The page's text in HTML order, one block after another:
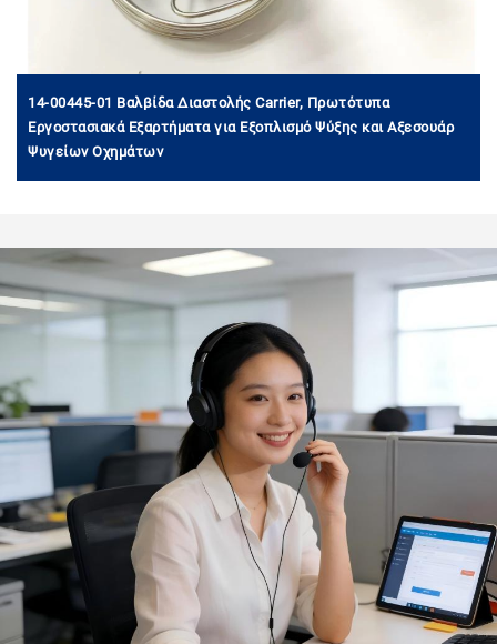
14-00445-01 Βαλβίδα Διαστολής Carrier, Πρωτότυπα
Εργοστασιακά Εξαρτήματα για Εξοπλισμό Ψύξης και Αξεσουάρ
Ψυγείων Οχημάτων